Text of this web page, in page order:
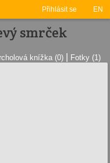
Přihlásit se EN
smrček
knížka (0) Fotky (1)